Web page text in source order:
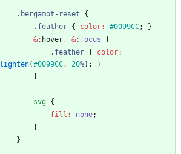
. bergamot-reset
{
. feather { color: #0099CC;
}
&: hover, &: focus
{
. feather { color:
lighten(#0099CC, 20%) ;
}
}
svg
{
fill : none;
}
}